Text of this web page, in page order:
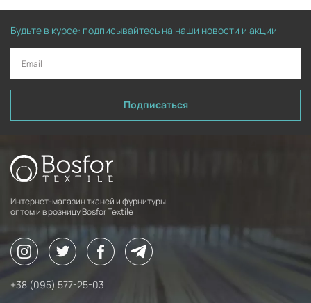
Будьте в курсе: подписывайтесь на наши новости и акции
Подписаться
Интернет-магазин тканей и фурнитуры
оптом и в розницу Bosfor Textile
+38 (095) 577-25-03